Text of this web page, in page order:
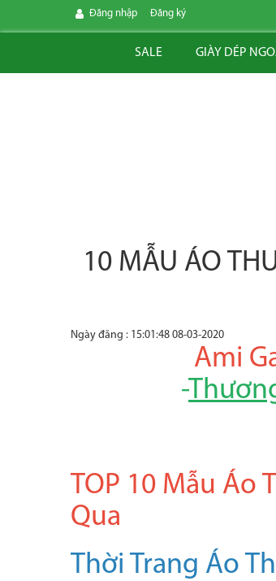
Đăng nhập Đăng ký
SALE GIÀY DÉP
10 MẪU ÁO
Ngày đăng : 15:01:48 08-03-2020
Ami
-
TOP 10 Mẫu Áo
Qua
Thời Trang Áo